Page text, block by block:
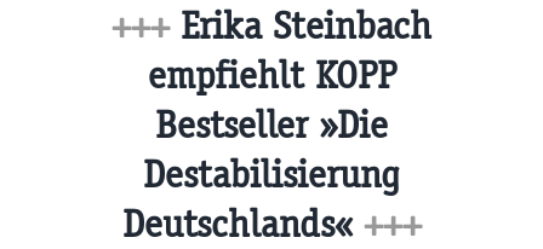
+++ Erika Steinbach
empfiehlt KOPP
Bestseller »Die
Destabilisierung
Deutschlands« +++